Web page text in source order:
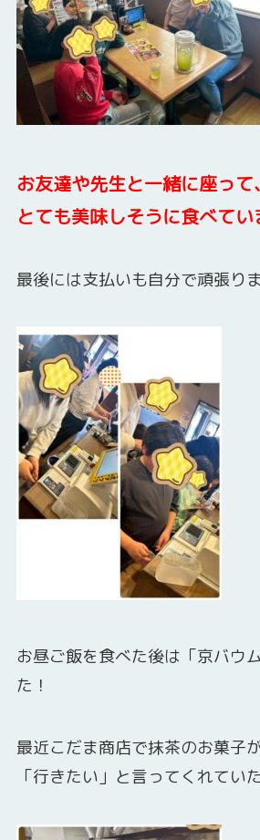
お友達や先生と一緒に座っ
とても美味しそうに食べて
最後には支払いも自分で頑張り
お昼ご飯を食べた後は「京バウ
た！
最近こだま商店で抹茶のお菓子
「行きたい」と言ってくれてい